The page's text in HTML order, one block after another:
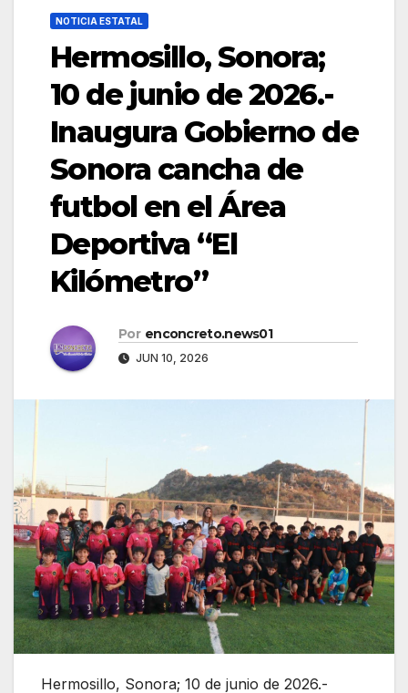
NOTICIA ESTATAL
Hermosillo, Sonora;
10 de junio de 2026.-
Inaugura Gobierno de
Sonora cancha de
futbol en el Área
Deportiva “El
Kilómetro”
Por enconcreto.news01
JUN 10, 2026
Hermosillo, Sonora; 10 de junio de 2026.-